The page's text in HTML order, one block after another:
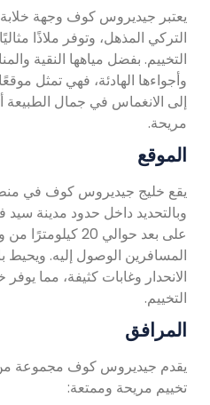
يعتبر جيديروس كوف وجهة
التركي المذهل، وتوفر ملاذًا
التخييم. بفضل مياهها النقية
وأجواءها الهادئة، فهي تمثل
إلى الانغماس في جمال الطبيعة
مريحة.
الموقع
يقع خليج جيديروس كوف في
وبالتحديد داخل حدود مدينة
على بعد حوالي 20
المسافرين الوصول إليه. ويحيط
الانحدار وغابات كثيفة، مما يوفر
التخييم.
المرافق
يقدم جيديروس كوف مجموعة
تخييم مريحة وممتعة: